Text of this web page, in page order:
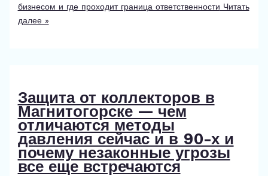
бизнесом и где проходит граница ответственности Читать
далее »
Защита от коллекторов в
Магнитогорске — чем
отличаются методы
давления сейчас и в 90-х и
почему незаконные угрозы
все еще встречаются